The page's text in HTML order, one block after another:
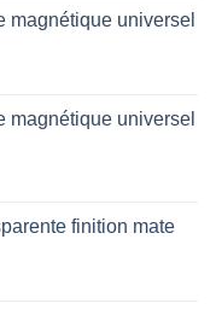
magnétique universel
magnétique universel
finition mate